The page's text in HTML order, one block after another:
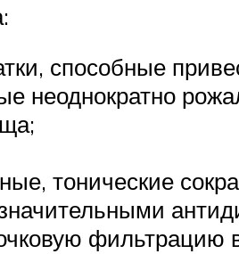
способные
неоднократно
тонические
фильтрацию